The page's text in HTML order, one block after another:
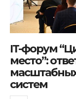
IT-форум
место”:
систем